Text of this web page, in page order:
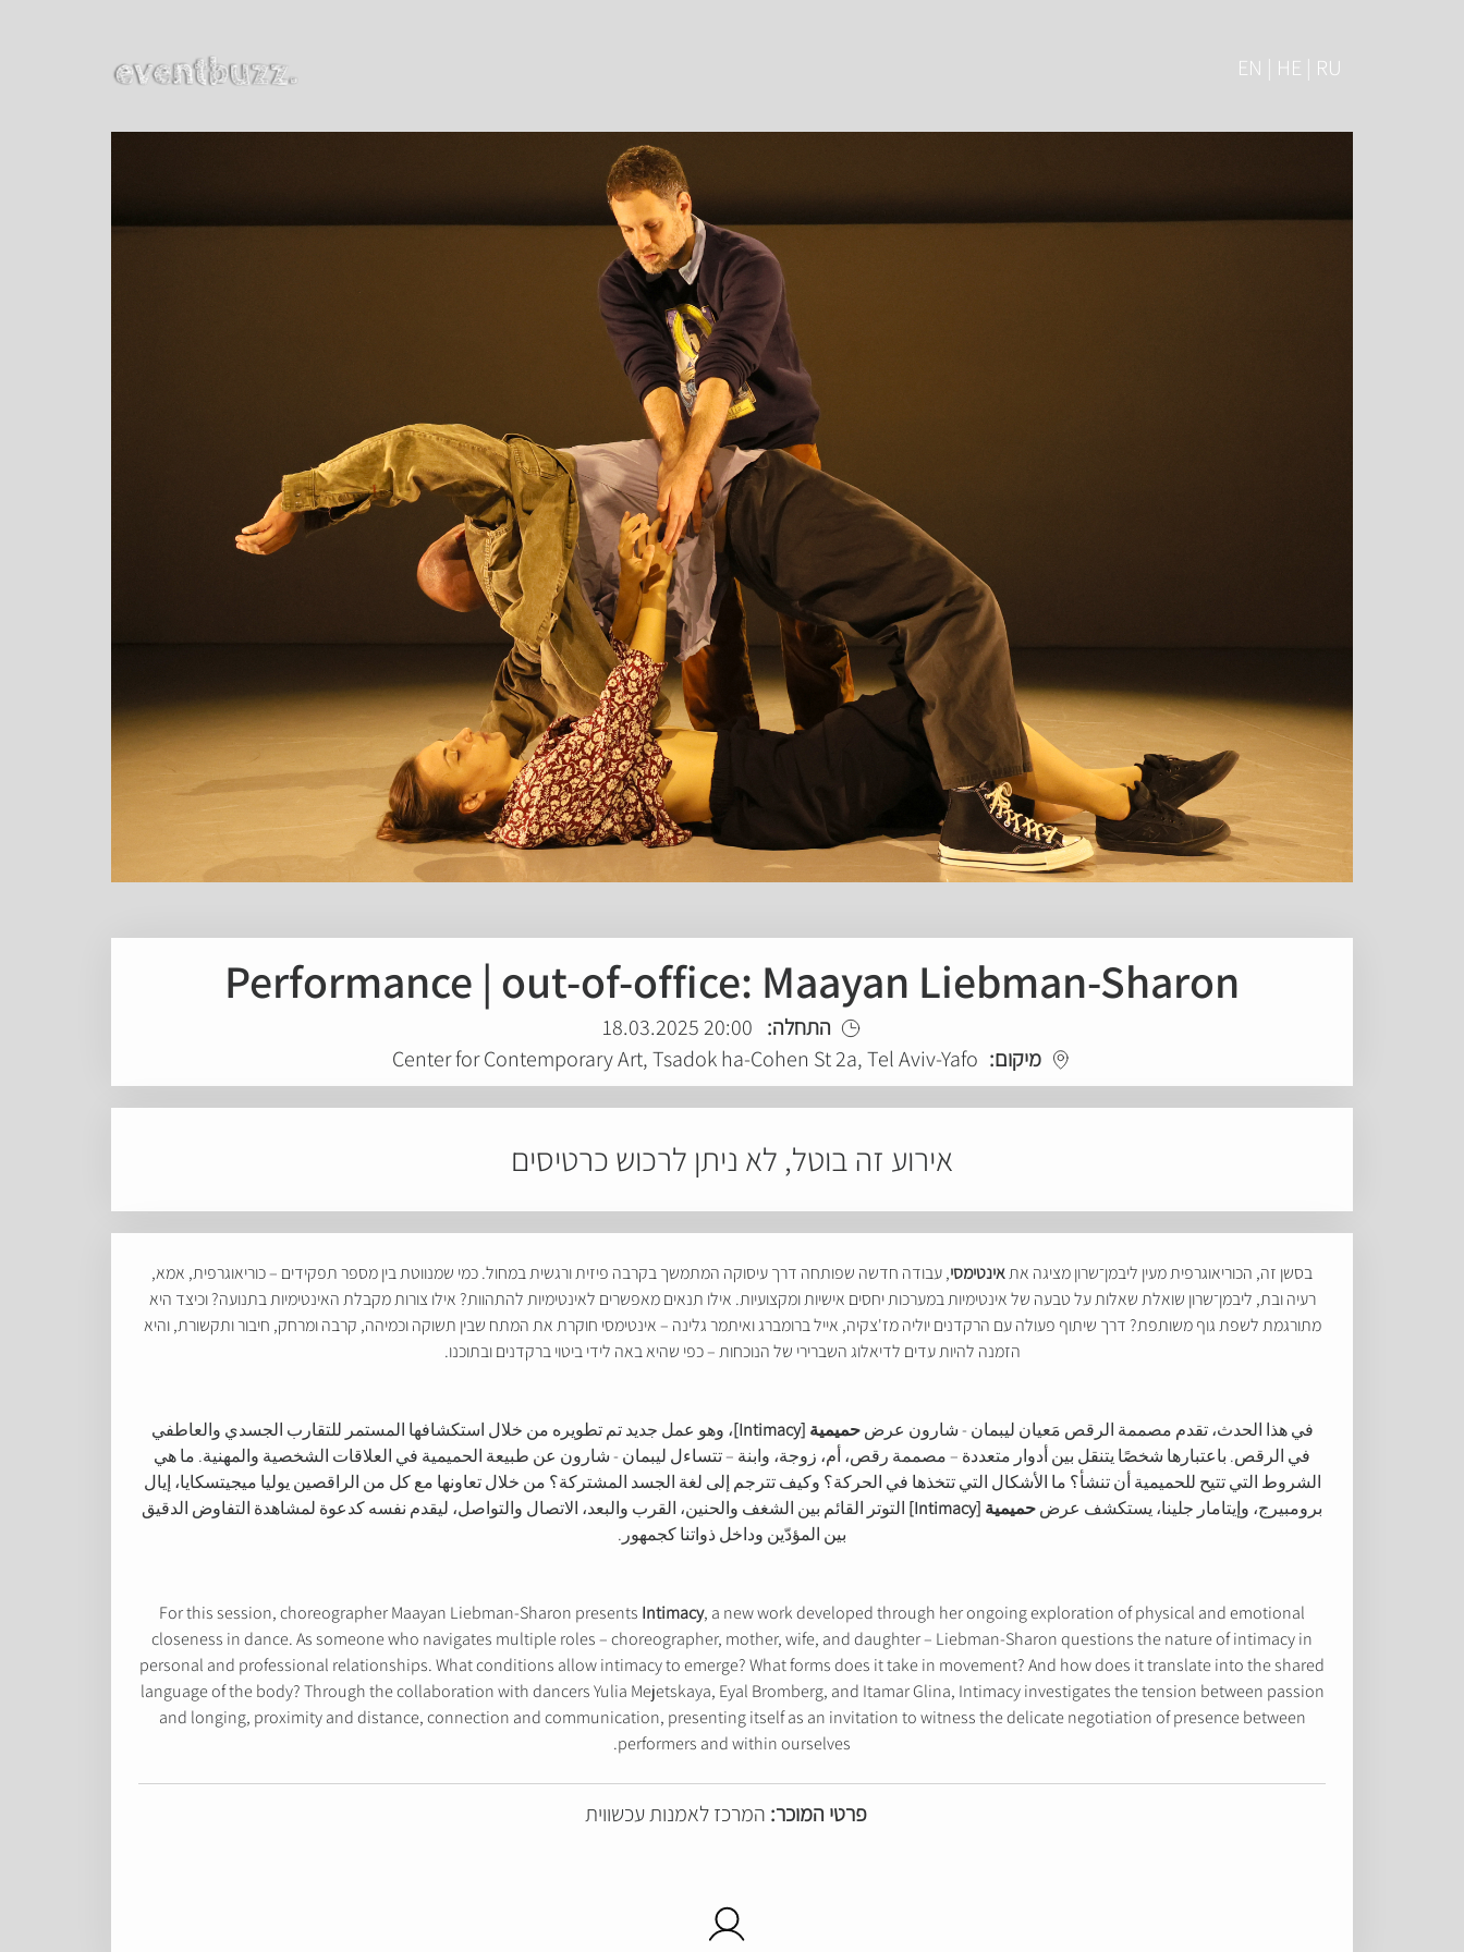
EN | HE | RU
Performance | out-of-office: Maayan Liebman-Sharon
התחלה: 20:00 18.03.2025
מיקום: Center for Contemporary Art, Tsadok ha-Cohen St 2a, Tel Aviv-Yafo
אירוע זה בוטל, לא ניתן לרכוש כרטיסים
בסשן זה, הכוריאוגרפית מעין ליבמן־שרון מציגה אתאינטימסי, עבודה חדשה שפותחה דרך עיסוקה המתמשך בקרבה פיזית ורגשית במחול. כמי שמנווטת בין מספר תפקידים – כוריאוגרפית, אמא,
רעיה ובת, ליבמן־שרון שואלת שאלות על טבעה של אינטימיות במערכות יחסים אישיות ומקצועיות. אילו תנאים מאפשרים לאינטימיות להתהוות? אילו צורות מקבלת האינטימיות בתנועה? וכיצד היא
מתורגמת לשפת גוף משותפת? דרך שיתוף פעולה עם הרקדנים יוליה מז'צקיה, אייל ברומברג ואיתמר גלינה – אינטימסי חוקרת את המתח שבין תשוקה וכמיהה, קרבה ומרחק, חיבור ותקשורת, והיא
הזמנה להיות עדים לדיאלוג השברירי של הנוכחות – כפי שהיא באה לידי ביטוי ברקדנים ובתוכנו.
في هذا الحدث، تقدم مصممة الرقص مَعيان ليبمان - شارون عرضحميمية [Intimacy]
، وهو عمل جديد تم تطويره من خلال استكشافها المستمر للتقارب الجسدي والعاطفي
في الرقص. باعتبارها شخصًا يتنقل بين أدوار متعددة – مصممة رقص، أم، زوجة، وابنة – تتساءل ليبمان - شارون عن طبيعة الحميمية في العلاقات الشخصية والمهنية. ما هي
الشروط التي تتيح للحميمية أن تنشأ؟ ما الأشكال التي تتخذها في الحركة؟ وكيف تترجم إلى لغة الجسد المشتركة؟ من خلال تعاونها مع كل من الراقصين يوليا ميجيتسكايا، إيال
برومبيرج، وإيتامار جلينا، يستكشف عرضحميمية [Intimacy]
التوتر القائم بين الشغف والحنين، القرب والبعد، الاتصال والتواصل، ليقدم نفسه كدعوة لمشاهدة التفاوض الدقيق
بين المؤدّين وداخل ذواتنا كجمهور.
For this session, choreographer Maayan Liebman-Sharon presents Intimacy, a new work developed through her ongoing exploration of physical and emotional
closeness in dance. As someone who navigates multiple roles – choreographer, mother, wife, and daughter – Liebman-Sharon questions the nature of intimacy in
personal and professional relationships. What conditions allow intimacy to emerge? What forms does it take in movement? And how does it translate into the shared
language of the body? Through the collaboration with dancers Yulia Mejetskaya, Eyal Bromberg, and Itamar Glina, Intimacy investigates the tension between passion
and longing, proximity and distance, connection and communication, presenting itself as an invitation to witness the delicate negotiation of presence between
performers and within ourselves.
פרטי המוכר: המרכז לאמנות עכשווית